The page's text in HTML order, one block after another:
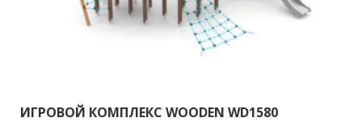
ИГРОВОЙ КОМПЛЕКС WOODEN WD1580